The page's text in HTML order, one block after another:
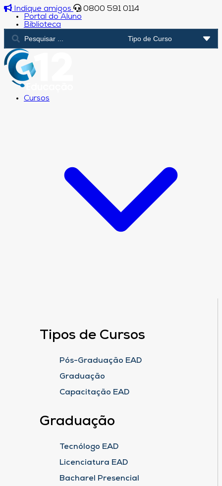
Indique amigos
0800 591 0114
Portal do Aluno
Biblioteca
Cursos
Tipos de Cursos
Pós-Graduação EAD
Graduação
Capacitação EAD
Graduação
Tecnólogo EAD
Licenciatura EAD
Bacharel Presencial